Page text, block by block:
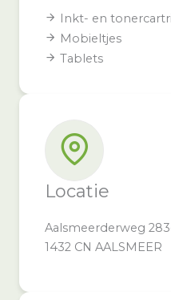
Inkt- en
Mobieltjes
Tablets
Locatie
Aalsmeerderweg
1432 CN AALSMEER